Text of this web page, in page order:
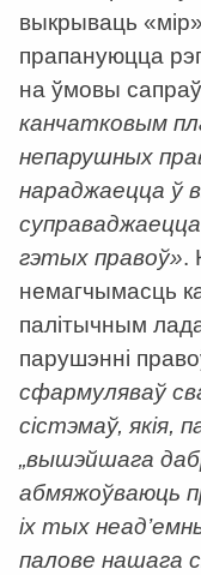
выкрываць «мір»
прапануюцца
на ўмовы
канчатковым
непарушных
нараджаецца ў
гэтых правоў».
немагчымасць
палітычным
парушэнні
сфармуляваў
сістэмаў, якія,
„вышэйшага
абмяжоўваюць
іх тых
палове нашага